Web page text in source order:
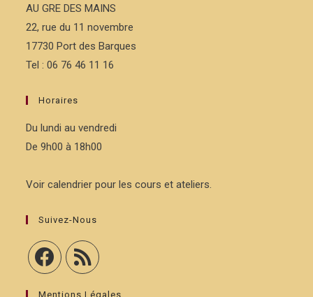
AU GRE DES MAINS
22, rue du 11 novembre
17730 Port des Barques
Tel : 06 76 46 11 16
Horaires
Du lundi au vendredi
De 9h00 à 18h00
Voir calendrier pour les cours et ateliers.
Suivez-Nous
Mentions Légales